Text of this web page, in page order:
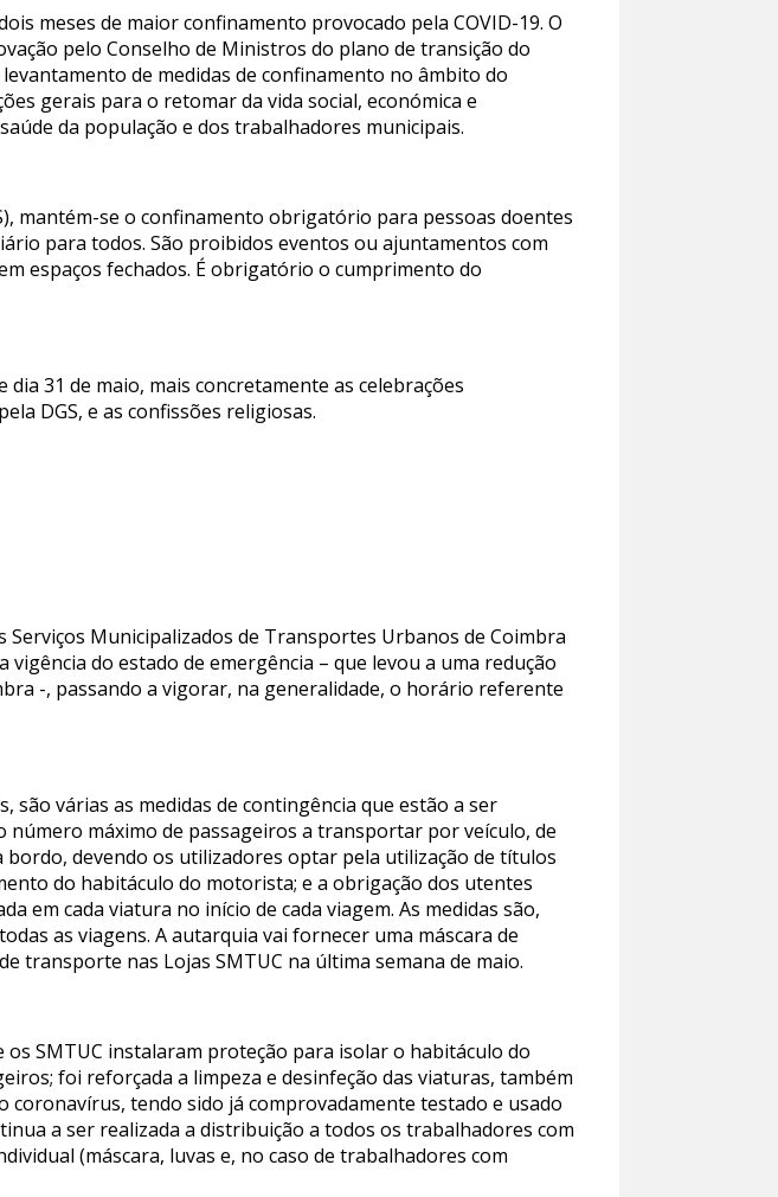
meses de maior confinamento provocado pela COVID-19. O
pelo Conselho de Ministros do plano de transição do
de medidas de confinamento no âmbito do
gerais para o retomar da vida social, económica e
da população e dos trabalhadores municipais.
mantém-se o confinamento obrigatório para pessoas doentes
para todos. São proibidos eventos ou ajuntamentos com
espaços fechados. É obrigatório o cumprimento do
31 de maio, mais concretamente as celebrações
DGS, e as confissões religiosas.
Municipalizados de Transportes Urbanos de Coimbra
vigência do estado de emergência – que levou a uma redução
-, passando a vigorar, na generalidade, o horário referente
várias as medidas de contingência que estão a ser
número máximo de passageiros a transportar por veículo, de
devendo os utilizadores optar pela utilização de títulos
do habitáculo do motorista; e a obrigação dos utentes
em cada viatura no início de cada viagem. As medidas são,
as viagens. A autarquia vai fornecer uma máscara de
transporte nas Lojas SMTUC na última semana de maio.
os SMTUC instalaram proteção para isolar o habitáculo do
foi reforçada a limpeza e desinfeção das viaturas, também
tendo sido já comprovadamente testado e usado
a ser realizada a distribuição a todos os trabalhadores com
(máscara, luvas e, no caso de trabalhadores com